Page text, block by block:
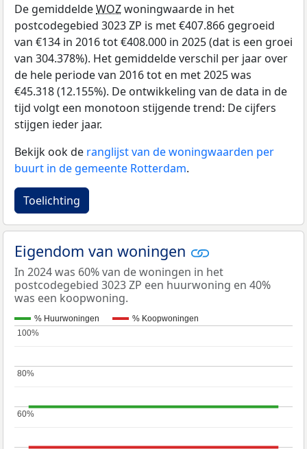
De gemiddeldeWOZwoningwaarde in het
postcodegebied 3023 ZP is met €407.866 gegroeid
van €134 in 2016 tot €408.000 in 2025 (dat is een groei
van 304.378%). Het gemiddelde verschil per jaar over
de hele periode van 2016 tot en met 2025 was
€45.318 (12.155%). De ontwikkeling van de data in de
tijd volgt een monotoon stijgende trend: De cijfers
stijgen ieder jaar.
Bekijk ook de ranglijst van de woningwaarden per
buurt in de gemeente Rotterdam.
Toelichting
Eigendom van woningen
In 2024 was 60% van de woningen in het
postcodegebied 3023 ZP een huurwoning en 40%
was een koopwoning.
% Huurwoningen % Koopwoningen
60%
60%
80%
80%
100%
100%